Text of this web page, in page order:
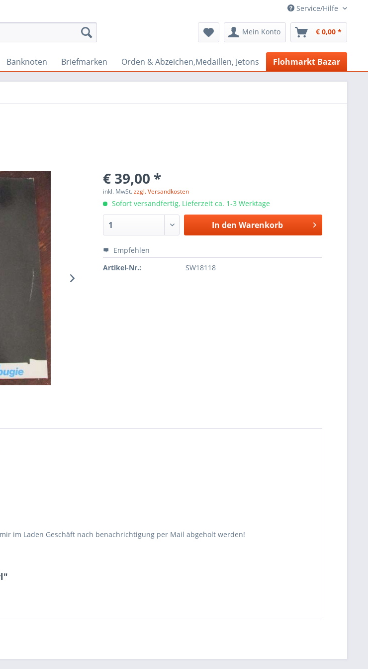
Service/Hilfe
Mein Konto € 0,00 *
Banknoten Briefmarken Orden & Abzeichen,Medaillen, Jetons Flohmarkt Bazar
€ 39,00 *
inkl. MwSt.zzgl. Versandkosten
Sofort versandfertig, Lieferzeit ca. 1-3 Werktage
In den Warenkorb
Empfehlen
Artikel-Nr.:
SW18118
im Laden Geschäft nach benachrichtigung per Mail abgeholt werden!